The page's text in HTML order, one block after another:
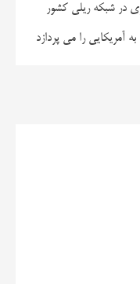
در شبکه ریلی کشور
آمریکایی را می پردازد